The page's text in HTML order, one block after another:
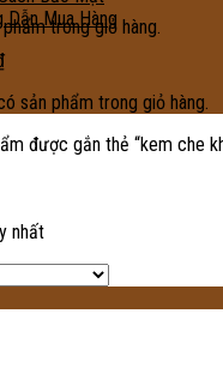
trong giỏ hàng.
Dẫn Mua Hàng
sản phẩm trong giỏ hàng.
được gắn thẻ “kem che
nhất